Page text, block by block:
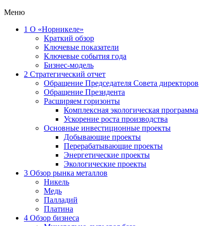
Меню
1 О «Норникеле»
Краткий обзор
Ключевые показатели
Ключевые события года
Бизнес-модель
2 Стратегический отчет
Обращение Председателя Совета директоров
Обращение Президента
Расширяем горизонты
Комплексная экологическая программа
Ускорение роста производства
Основные инвестиционные проекты
Добывающие проекты
Перерабатывающие проекты
Энергетические проекты
Экологические проекты
3 Обзор рынка металлов
Никель
Медь
Палладий
Платина
4 Обзор бизнеса